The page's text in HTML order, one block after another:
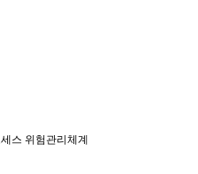
스 위험관리체계